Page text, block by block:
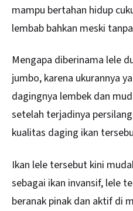
mampu bertahan hidup
lembab bahkan meski
Mengapa diberinama lele
jumbo, karena ukurannya
dagingnya lembek dan
setelah terjadinya
kualitas daging ikan
Ikan lele tersebut kini
sebagai ikan invansif, lele
beranak pinak dan aktif di